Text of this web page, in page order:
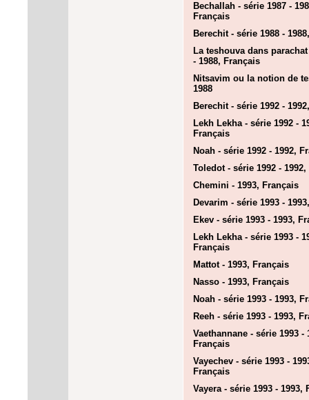
Bechallah - série 1987 -
Français
Berechit - série 1988 -
La teshouva dans
- 1988, Français
Nitsavim ou la notion de
1988
Berechit - série 1992 -
Lekh Lekha - série 1992 -
Français
Noah - série 1992 - 1992,
Toledot - série 1992 -
Chemini - 1993, Français
Devarim - série 1993 -
Ekev - série 1993 - 1993,
Lekh Lekha - série 1993 -
Français
Mattot - 1993, Français
Nasso - 1993, Français
Noah - série 1993 - 1993,
Reeh - série 1993 - 1993,
Vaethannane - série 1993 -
Français
Vayechev - série 1993 -
Français
Vayera - série 1993 - 1993,